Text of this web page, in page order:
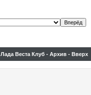
Лада Веста Клуб - Архив - Вверх